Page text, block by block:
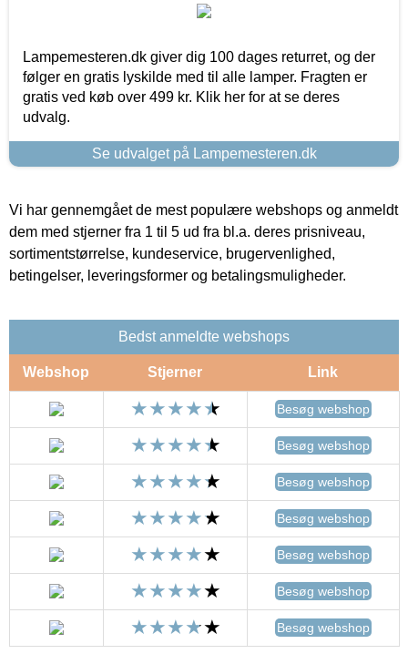
Lampemesteren.dk giver dig 100 dages returret, og der
følger en gratis lyskilde med til alle lamper. Fragten er
gratis ved køb over 499 kr. Klik her for at se deres
udvalg.
Se udvalget på Lampemesteren.dk
Vi har gennemgået de mest populære webshops og anmeldt
dem med stjerner fra 1 til 5 ud fra bl.a. deres prisniveau,
sortimentstørrelse, kundeservice, brugervenlighed,
betingelser, leveringsformer og betalingsmuligheder.
Bedst anmeldte webshops
Webshop Stjerner Link
Besøg webshop
Besøg webshop
Besøg webshop
Besøg webshop
Besøg webshop
Besøg webshop
Besøg webshop